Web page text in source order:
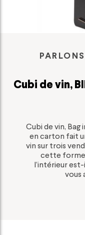
Cubi de vin,
Cubi de vin, Bag
en carton fait
vin sur trois
cette forme.
l’intérieur
vous